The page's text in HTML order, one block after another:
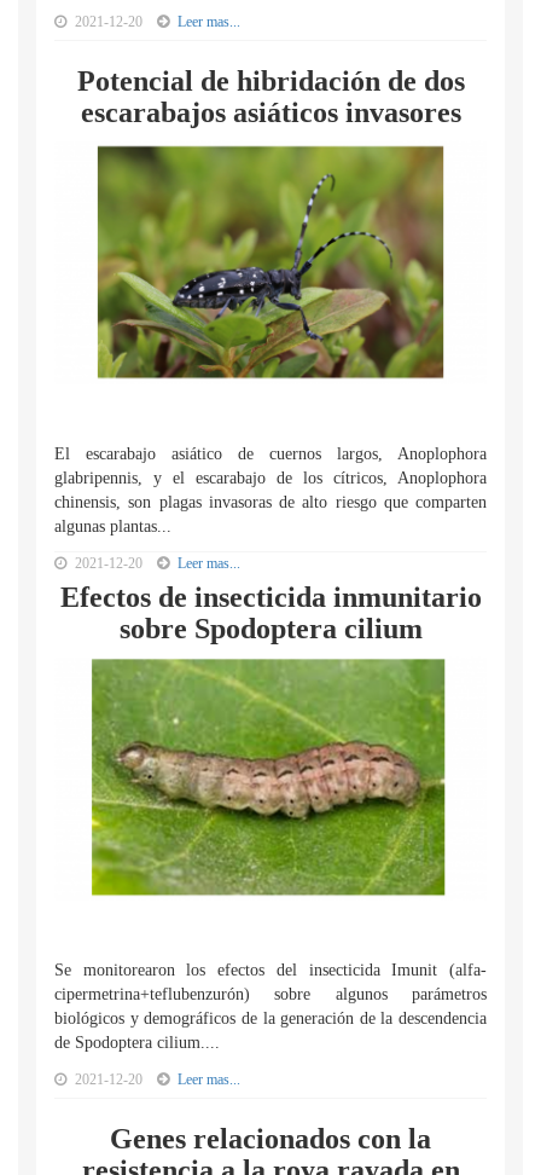
2021-12-20 Leer mas...
Potencial de hibridación de dos
escarabajos asiáticos invasores
El escarabajo asiático de cuernos largos, Anoplophora
glabripennis, y el escarabajo de los cítricos, Anoplophora
chinensis, son plagas invasoras de alto riesgo que comparten
algunas plantas...
2021-12-20 Leer mas...
Efectos de insecticida inmunitario
sobre Spodoptera cilium
Se monitorearon los efectos del insecticida Imunit (alfa-
cipermetrina+teflubenzurón) sobre algunos parámetros
biológicos y demográficos de la generación de la descendencia
de Spodoptera cilium....
2021-12-20 Leer mas...
Genes relacionados con la